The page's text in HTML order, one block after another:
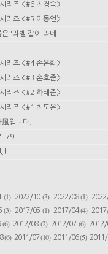
리즈 <#6 최경숙>
리즈 <#5 이동언>
은 '라벨 갈이'라네!
리즈 <#4 손은화>
리즈 <#3 손호준>
리즈 <#2 하태준>
리즈 <#1 최도은>
입니다.
79
!
(1) 2022/10 (3) 2022/08(1)
(3) 2017/05 (1) 2017/04(4)
(6) 2012/08 (2) 2012/07 (6)
(6) 2011/07(10) 2011/06(5)